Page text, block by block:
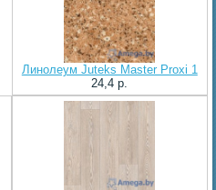
Линолеум Juteks Master Proxi 1
24,4 p.